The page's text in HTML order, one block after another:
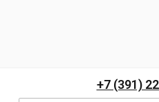
+7 (391)